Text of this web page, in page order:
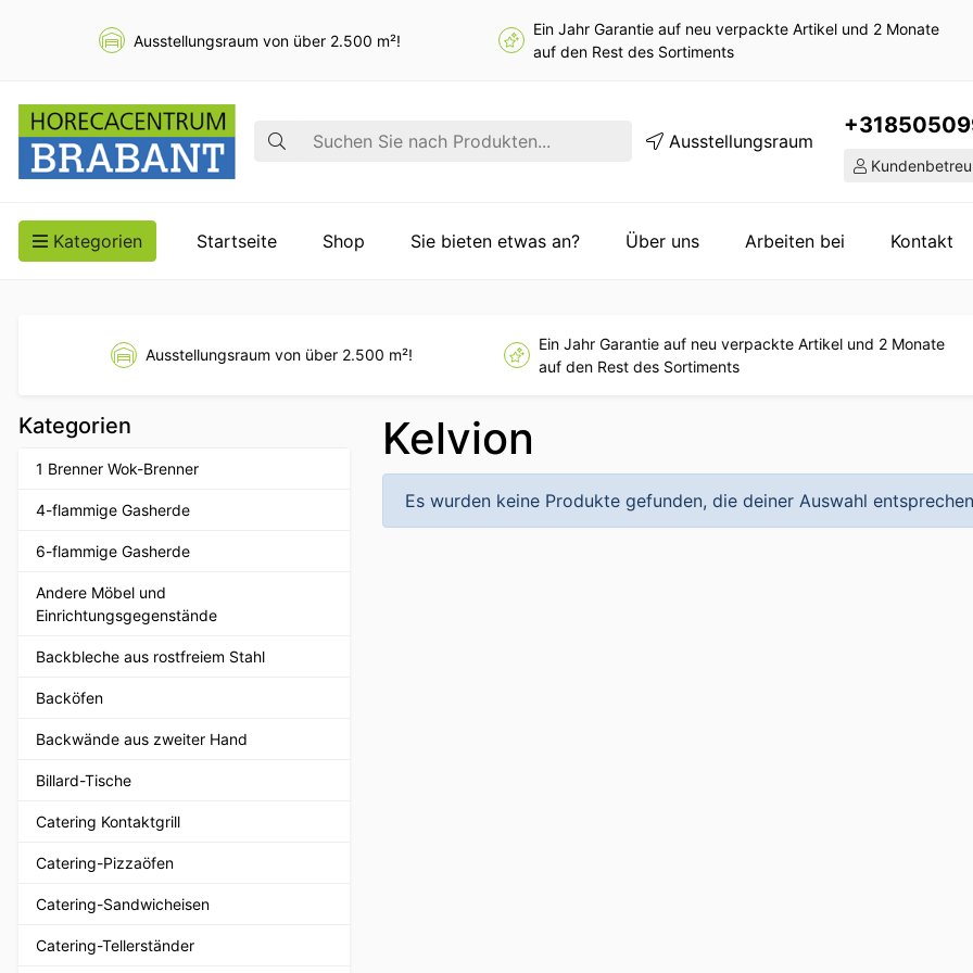
Ausstellungsraum von über 2.500 m²!
Ein Jahr Garantie auf neu verpackte Artikel und 2 Monate
auf den Rest des Sortiments
Suche Ausstellungsraum
Kategorien Startseite Shop Sie bieten etwas an? Über uns Arbeiten bei Kontakt
Ausstellungsraum von über 2.500 m²!
Ein Jahr Garantie auf neu verpackte Artikel und 2 Monate
auf den Rest des Sortiments
Kategorien
1 Brenner Wok-Brenner
4-flammige Gasherde
6-flammige Gasherde
Andere Möbel und
Einrichtungsgegenstände
Backbleche aus rostfreiem Stahl
Backöfen
Backwände aus zweiter Hand
Billard-Tische
Catering Kontaktgrill
Catering-Pizzaöfen
Catering-Sandwicheisen
Catering-Tellerständer
Kelvion
Es wurden keine Produkte gefunden, die deiner Auswahl